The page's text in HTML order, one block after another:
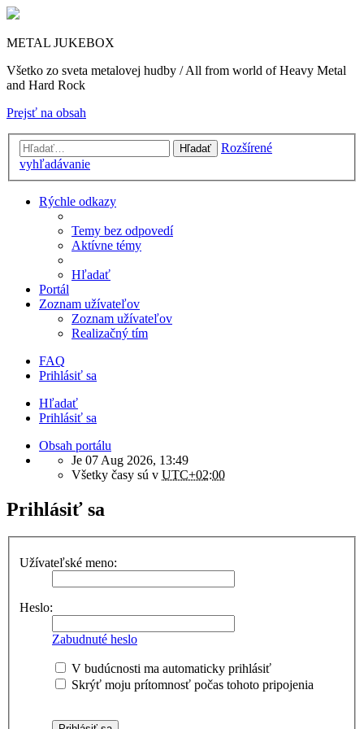
METAL JUKEBOX
Všetko zo sveta metalovej hudby / All from world of Heavy Metal
and Hard Rock
Prejsť na obsah
Hľadať
Rozšírené
vyhľadávanie
Rýchle odkazy
Temy bez odpovedí
Aktívne témy
Hľadať
Portál
Zoznam užívateľov
Zoznam užívateľov
Realizačný tím
FAQ
Prihlásiť sa
Hľadať
Prihlásiť sa
Obsah portálu
Je 07 Aug 2026, 13:49
Všetky časy sú v UTC+02:00
Prihlásiť sa
Užívateľské meno:
Heslo:
Zabudnuté heslo
V budúcnosti ma automaticky prihlásiť
Skrýť moju prítomnosť počas tohoto pripojenia